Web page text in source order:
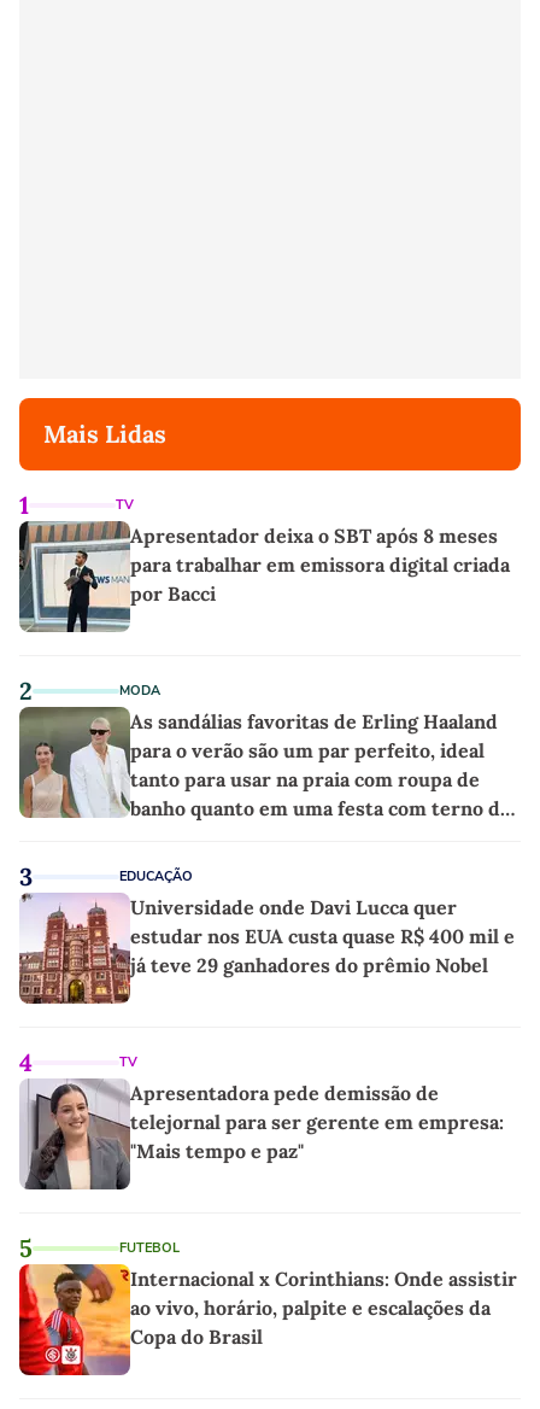
Mais Lidas
1 TV
Apresentador deixa o SBT após 8 meses
para trabalhar em emissora digital criada
por Bacci
2 MODA
As sandálias favoritas de Erling Haaland
para o verão são um par perfeito, ideal
tanto para usar na praia com roupa de
banho quanto em uma festa com terno de
3 EDUCAÇÃO
Universidade onde Davi Lucca quer
estudar nos EUA custa quase R$ 400 mil e
já teve 29 ganhadores do prêmio Nobel
4 TV
Apresentadora pede demissão de
telejornal para ser gerente em empresa:
"Mais tempo e paz"
5 FUTEBOL
Internacional x Corinthians: Onde assistir
ao vivo, horário, palpite e escalações da
Copa do Brasil